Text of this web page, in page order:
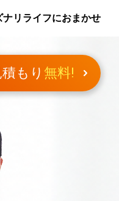
リライフにおまかせ
もり 無料!